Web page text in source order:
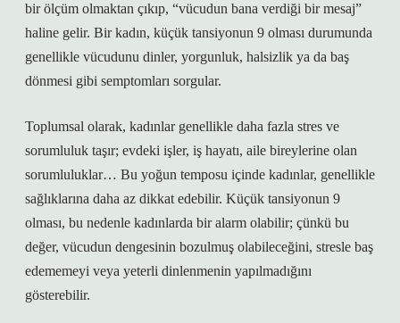
bir ölçüm olmaktan çıkıp, “vücudun bana verdiği bir mesaj”
haline gelir. Bir kadın, küçük tansiyonun 9 olması durumunda
genellikle vücudunu dinler, yorgunluk, halsizlik ya da baş
dönmesi gibi semptomları sorgular.
Toplumsal olarak, kadınlar genellikle daha fazla stres ve
sorumluluk taşır; evdeki işler, iş hayatı, aile bireylerine olan
sorumluluklar… Bu yoğun temposu içinde kadınlar, genellikle
sağlıklarına daha az dikkat edebilir. Küçük tansiyonun 9
olması, bu nedenle kadınlarda bir alarm olabilir; çünkü bu
değer, vücudun dengesinin bozulmuş olabileceğini, stresle baş
edememeyi veya yeterli dinlenmenin yapılmadığını
gösterebilir.